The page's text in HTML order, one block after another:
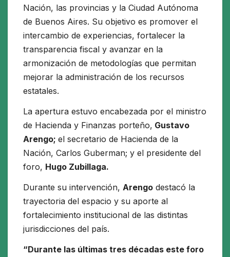
Nación, las provincias y la Ciudad Autónoma
de Buenos Aires. Su objetivo es promover el
intercambio de experiencias, fortalecer la
transparencia fiscal y avanzar en la
armonización de metodologías que permitan
mejorar la administración de los recursos
estatales.
La apertura estuvo encabezada por el ministro
de Hacienda y Finanzas porteño, Gustavo
Arengo; el secretario de Hacienda de la
Nación, Carlos Guberman; y el presidente del
foro, Hugo Zubillaga.
Durante su intervención, Arengo destacó la
trayectoria del espacio y su aporte al
fortalecimiento institucional de las distintas
jurisdicciones del país.
“Durante las últimas tres décadas este foro